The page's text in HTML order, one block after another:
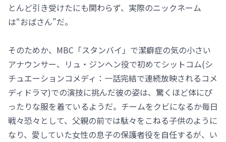
とんど引き受けたにも関わらず、実際のニックネーム
は“おばさん”だ。
そのためか、MBC「スタンバイ」で潔癖症の気の小さい
アナウンサー、リュ・ジンヘン役で初めてシットコム(シ
チュエーションコメディ：一話完結で連続放映されるコメ
ディドラマ)での演技に挑んだ彼の姿は、驚くほど体にぴ
ったりな服を着ているようだ。チームをクビになるか毎日
戦々恐々として、父親の前では駄々をこねる子供のように
なり、愛していた女性の息子の保護者役を自任するが、い